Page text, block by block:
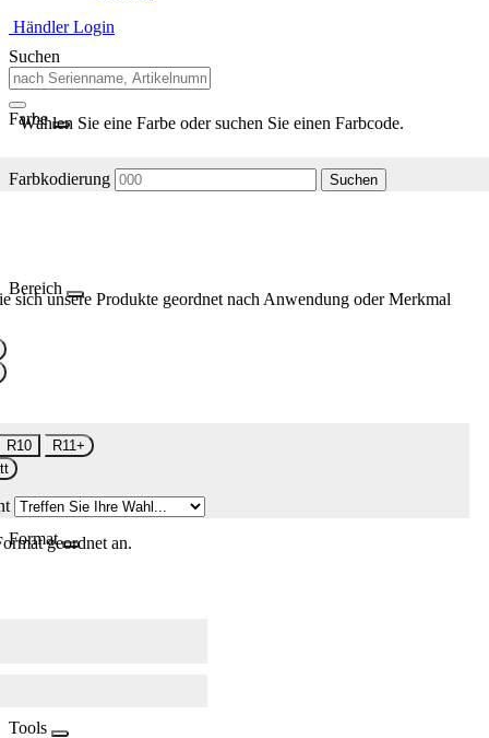
Händler Login
Suchen
Farbe
Wählen Sie eine Farbe oder suchen Sie einen Farbcode.
Farbkodierung Suchen
Bereich
sich unsere Produkte geordnet nach Anwendung oder Merkmal
R10
R11+
Formatgeordnet an.
Tools